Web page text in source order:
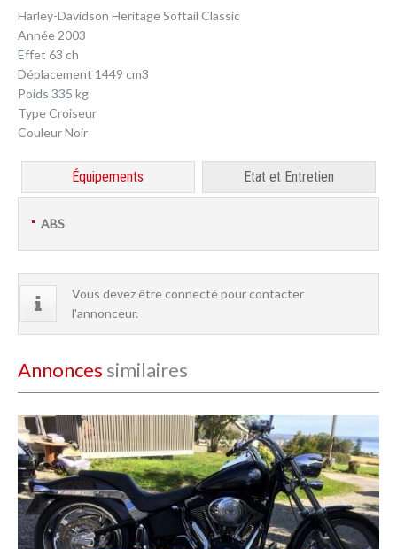
Harley-Davidson Heritage Softail Classic
Année 2003
Effet 63 ch
Déplacement 1449 cm3
Poids 335 kg
Type Croiseur
Couleur Noir
Équipements Etat et Entretien
ABS
Vous devez être connecté pour contacter
l'annonceur.
Annonces similaires